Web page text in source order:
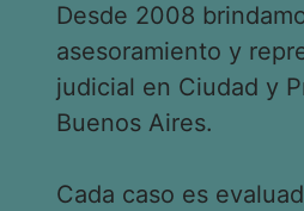
Desde 2008
asesoramiento y
judicial en Ciudad y
Buenos Aires.
Cada caso es